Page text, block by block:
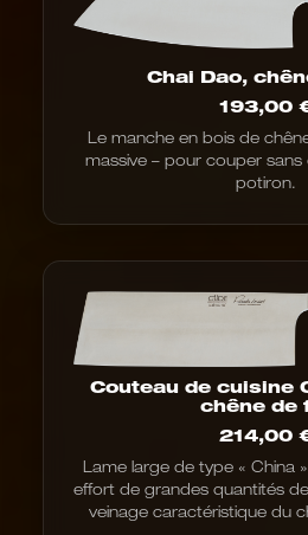
Chai Dao,
193,00
Le manche en bois de
massive – pour couper
potiron.
Couteau de cuisine
chêne de
214,00
Lame large de type « China
effort de grandes quantités
veinage caractéristique du